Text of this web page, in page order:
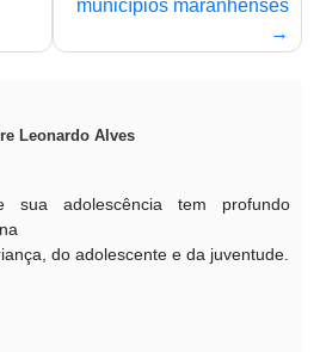
municípios maranhenses
Leonardo Alves
sua adolescência tem profundo
do adolescente e da juventude.